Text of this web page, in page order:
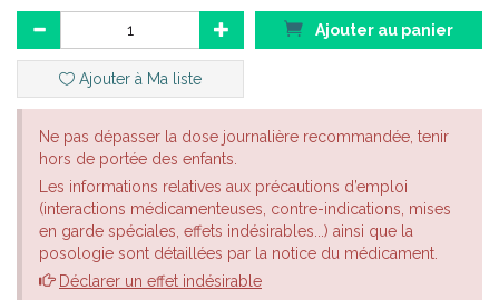
En rhumatologie : en cas de polyarthrite rhumatoïde, de
rhumatisme en général, de tendinite, de lombalgie, d’arthrose,
d'affections rhumatismales et arthritiques chroniques, de
douleurs articulaires, de douleur générale dans le cou et des
En gynécologie : comme antispasmodique pour les douleurs
menstruelles.
En gastro-entérologie : comme antispasmodique pour les
douleurs intestinales d'origine nerveuse.
Dans les troubles métaboliques : pour ses propriétés anti-
cholestérolémiantes, en cas de crises de goutte de part ses
Ajouter au panier
Ajouter à Ma liste
Ne pas dépasser la dose journalière recommandée, tenir
hors de portée des enfants.
Les informations relatives aux précautions d’emploi
(interactions médicamenteuses, contre-indications, mises
en garde spéciales, effets indésirables...) ainsi que la
posologie sont détaillées par la notice du médicament.
Déclarer un effet indésirable